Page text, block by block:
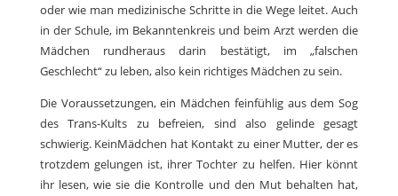
oder wie man medizinische Schritte in die Wege leitet. Auch
in der Schule, im Bekanntenkreis und beim Arzt werden die
Mädchen rundheraus darin bestätigt, im „falschen
Geschlecht“ zu leben, also kein richtiges Mädchen zu sein.
Die Voraussetzungen, ein Mädchen feinfühlig aus dem Sog
des Trans-Kults zu befreien, sind also gelinde gesagt
schwierig. KeinMädchen hat Kontakt zu einer Mutter, der es
trotzdem gelungen ist, ihrer Tochter zu helfen. Hier könnt
ihr lesen, wie sie die Kontrolle und den Mut behalten hat,